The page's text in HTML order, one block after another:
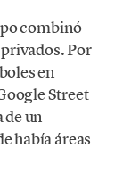
combinó
Por
en
Street
de un
había áreas